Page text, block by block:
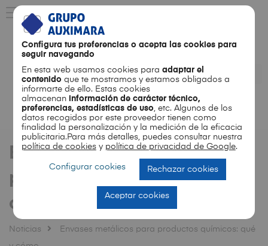
Configura tus preferencias o acepta las cookies para
seguir navegando
En esta web usamos cookies para adaptar el
contenido que te mostramos y estamos obligados a
informarte de ello. Estas cookies
almacenan
información de carácter técnico,
preferencias, estadísticas de uso, etc. Algunos de los
datos recogidos por este proveedor tienen como
finalidad la personalización y la medición de la eficacia
publicitaria.Para más detalles, puedes consultar nuestra
política de cookiesy política de privacidad de Google.
Configurar cookies Rechazar cookies
Aceptar cookies
ES
Noticias
Envases metálicos para productos químicos: qué
Envases metálicos para
productos químicos: qué y
cómo